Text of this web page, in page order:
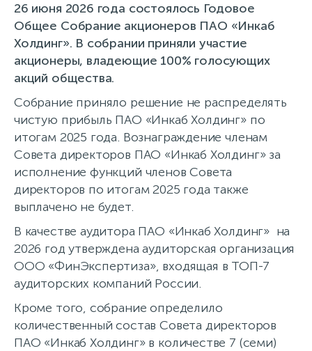
26 июня 2026 года состоялось Годовое
Общее Собрание акционеров ПАО «Инкаб
Холдинг». В собрании приняли участие
акционеры, владеющие 100% голосующих
акций общества.
Собрание приняло решение не распределять
чистую прибыль ПАО «Инкаб Холдинг» по
итогам 2025 года. Вознаграждение членам
Совета директоров ПАО «Инкаб Холдинг» за
исполнение функций членов Совета
директоров по итогам 2025 года также
выплачено не будет.
В качестве аудитора ПАО «Инкаб Холдинг» на
2026 год утверждена аудиторская организация
ООО «ФинЭкспертиза», входящая в ТОП-7
аудиторских компаний России.
Кроме того, собрание определило
количественный состав Совета директоров
ПАО «Инкаб Холдинг» в количестве 7 (семи)